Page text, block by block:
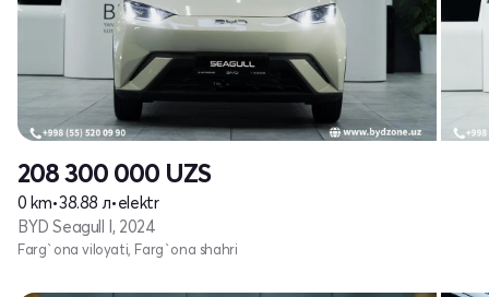
208 300 000 UZS
0 km•38.88 л•elektr
BYD Seagull I, 2024
Farg`ona viloyati, Farg`ona shahri